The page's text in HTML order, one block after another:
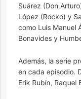
Suárez (Don
López (Rocko) y
como Luis Manuel
Bonavides y
Además, la serie
en cada episodio.
Erik Rubín, Raquel